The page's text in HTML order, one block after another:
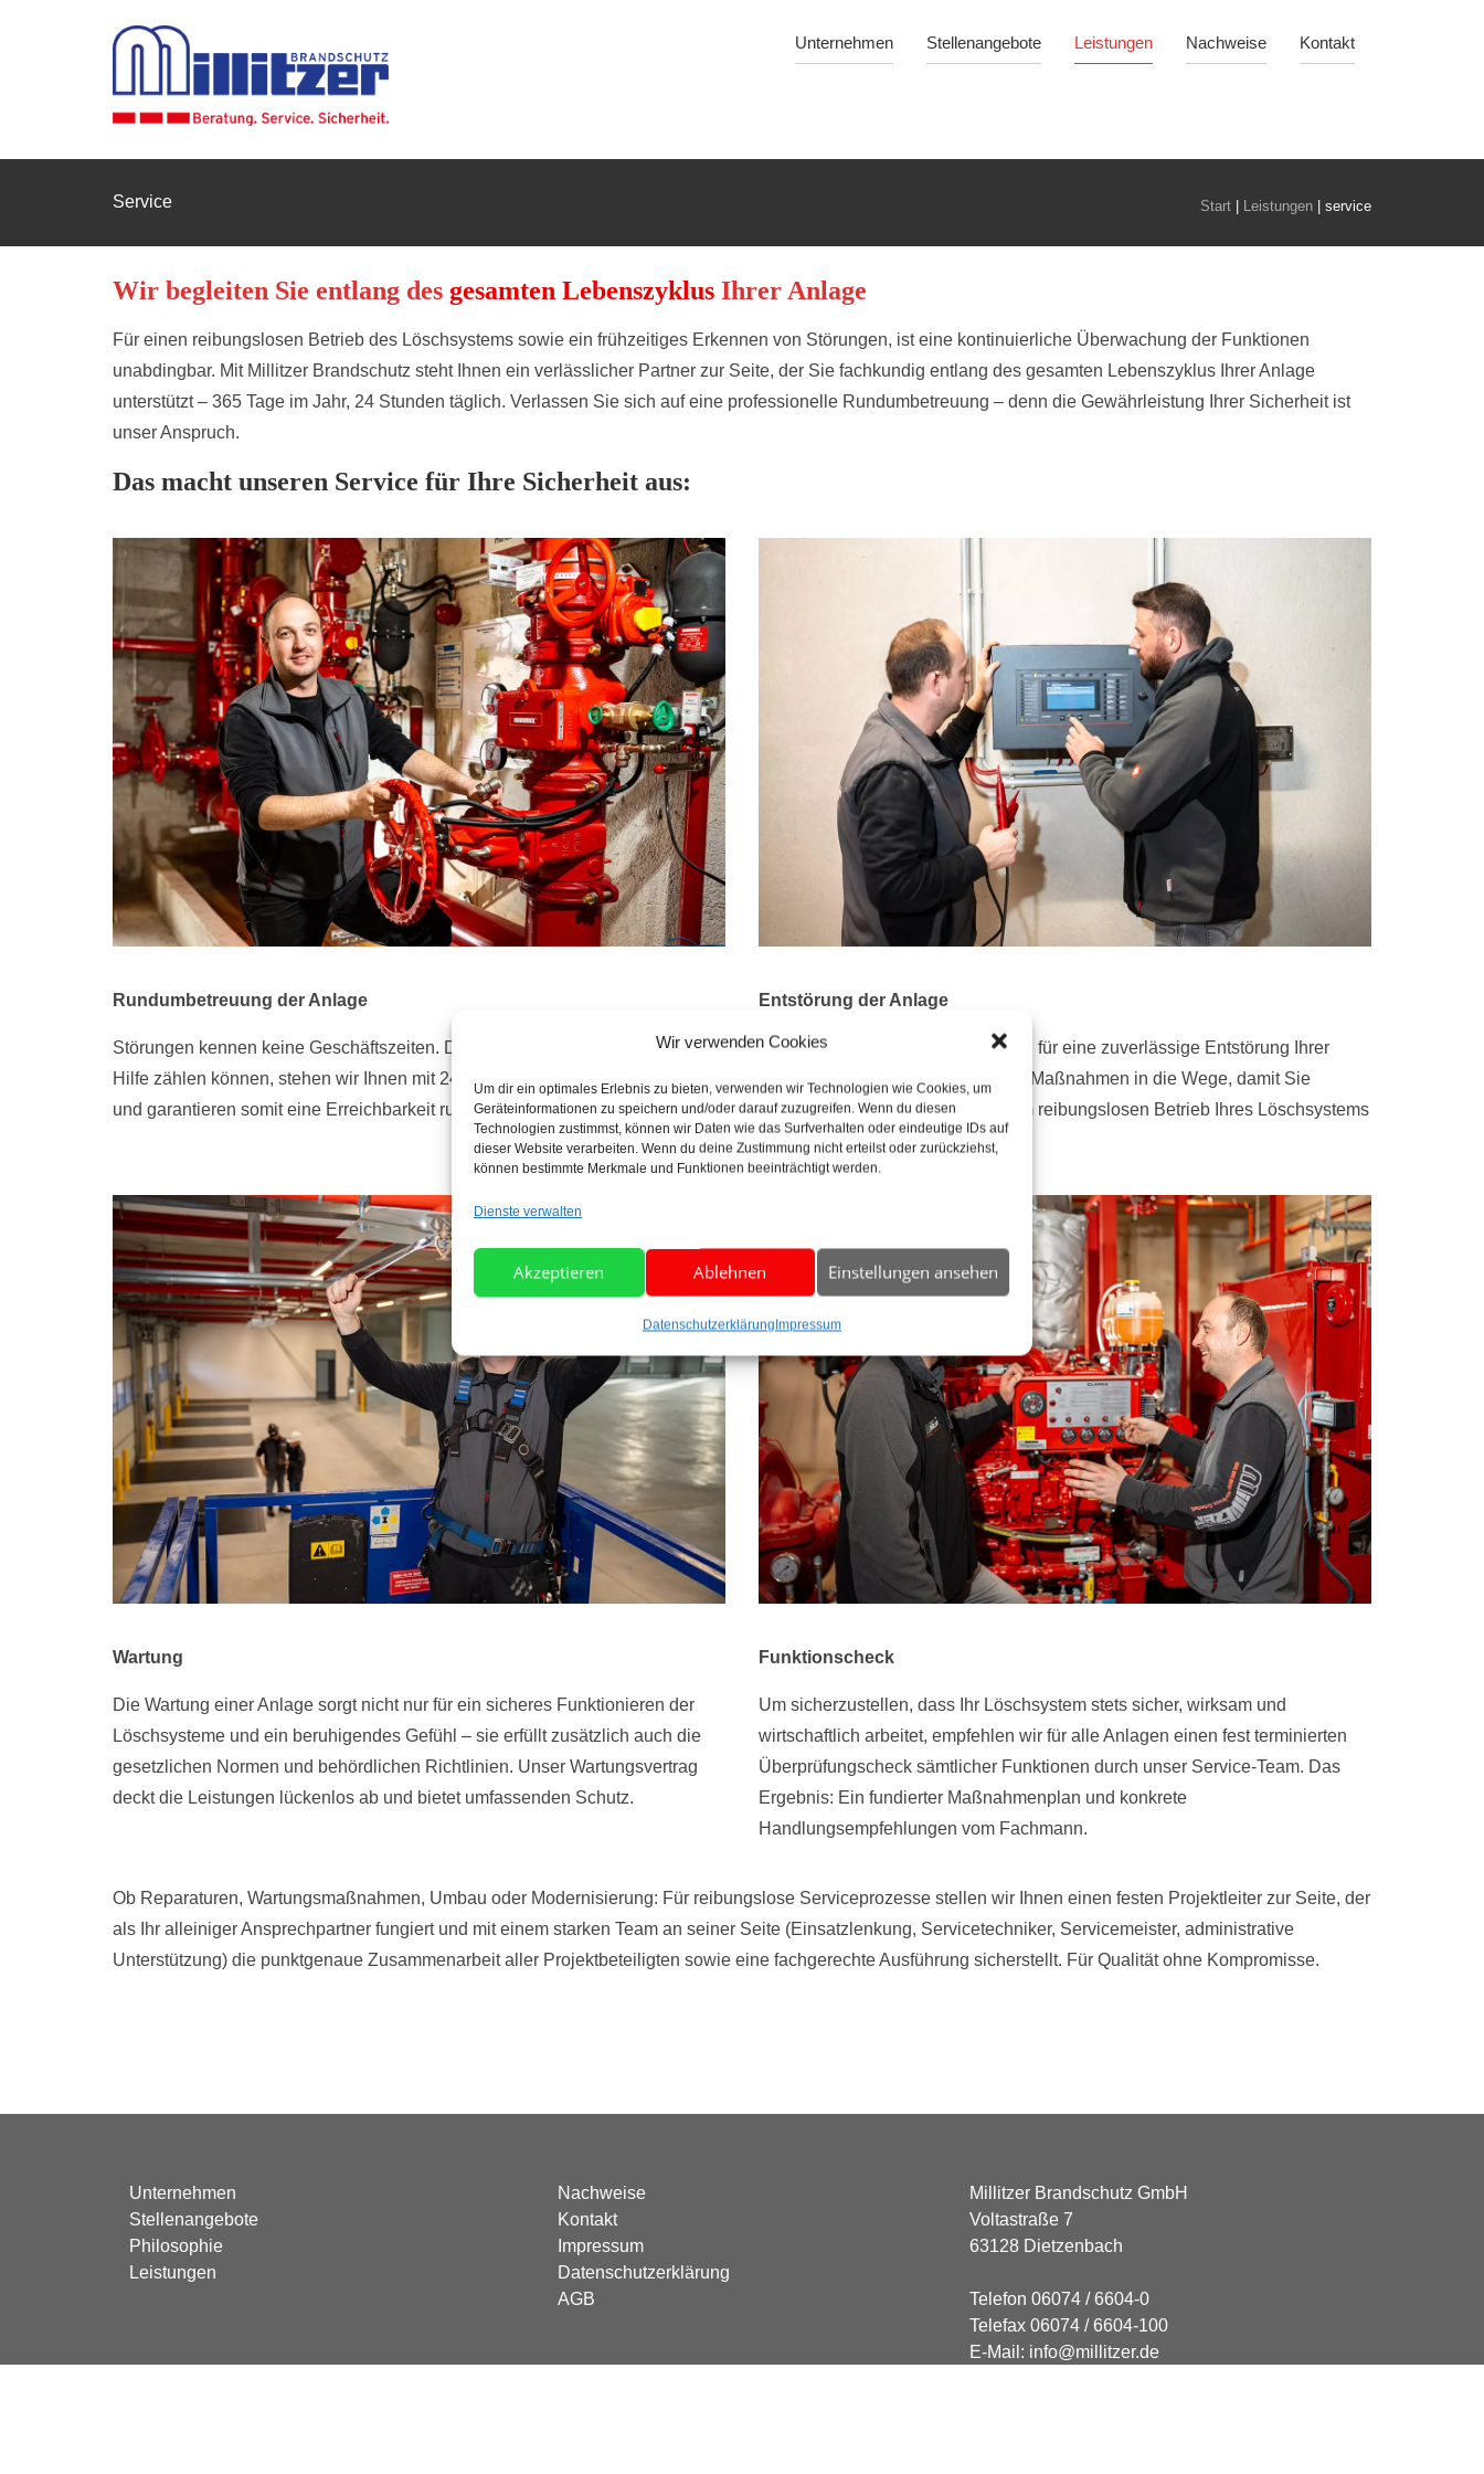
Wir verwenden Cookies
Um dir ein optimales Erlebnis zu bieten, verwenden wir Technologien wie Cookies, um
Geräteinformationen zu speichern und/oder darauf zuzugreifen. Wenn du diesen
Technologien zustimmst, können wir Daten wie das Surfverhalten oder eindeutige IDs auf
dieser Website verarbeiten. Wenn du deine Zustimmung nicht erteilst oder zurückziehst,
können bestimmte Merkmale und Funktionen beeinträchtigt werden.
Dienste verwalten
Akzeptieren Ablehnen Einstellungen ansehen
DatenschutzerklärungImpressum
Unternehmen Stellenangebote Leistungen Nachweise Kontakt
Service Start Leistungen service
Wir begleiten Sie entlang des gesamten Lebenszyklus Ihrer Anlage
Für einen reibungslosen Betrieb des Löschsystems sowie ein frühzeitiges Erkennen von Störungen, ist eine kontinuierliche Überwachung der Funktionen
unabdingbar. Mit Millitzer Brandschutz steht Ihnen ein verlässlicher Partner zur Seite, der Sie fachkundig entlang des gesamten Lebenszyklus Ihrer Anlage
unterstützt – 365 Tage im Jahr, 24 Stunden täglich. Verlassen Sie sich auf eine professionelle Rundumbetreuung – denn die Gewährleistung Ihrer Sicherheit ist
unser Anspruch.
Das macht unseren Service für Ihre Sicherheit aus:
Rundumbetreuung der Anlage
Störungen kennen keine Geschäftszeiten. Damit Sie im Notfall auf schnelle
Hilfe zählen können, stehen wir Ihnen mit 24-Stunden-Notdienst zur Verfügung
und garantieren somit eine Erreichbarkeit rund um die Uhr.
Entstörung der Anlage
Unsere Notdienst-Monteure sorgen für eine zuverlässige Entstörung Ihrer
Anlage und leiten alle notwenigen Maßnahmen in die Wege, damit Sie
schnellstmöglich wieder von einem reibungslosen Betrieb Ihres Löschsystems
profitieren.
Wartung
Die Wartung einer Anlage sorgt nicht nur für ein sicheres Funktionieren der
Löschsysteme und ein beruhigendes Gefühl – sie erfüllt zusätzlich auch die
gesetzlichen Normen und behördlichen Richtlinien. Unser Wartungsvertrag
deckt die Leistungen lückenlos ab und bietet umfassenden Schutz.
Funktionscheck
Um sicherzustellen, dass Ihr Löschsystem stets sicher, wirksam und
wirtschaftlich arbeitet, empfehlen wir für alle Anlagen einen fest terminierten
Überprüfungscheck sämtlicher Funktionen durch unser Service-Team. Das
Ergebnis: Ein fundierter Maßnahmenplan und konkrete
Handlungsempfehlungen vom Fachmann.
Ob Reparaturen, Wartungsmaßnahmen, Umbau oder Modernisierung: Für reibungslose Serviceprozesse stellen wir Ihnen einen festen Projektleiter zur Seite, der
als Ihr alleiniger Ansprechpartner fungiert und mit einem starken Team an seiner Seite (Einsatzlenkung, Servicetechniker, Servicemeister, administrative
Unterstützung) die punktgenaue Zusammenarbeit aller Projektbeteiligten sowie eine fachgerechte Ausführung sicherstellt. Für Qualität ohne Kompromisse.
Unternehmen
Stellenangebote
Philosophie
Leistungen
Nachweise
Kontakt
Impressum
Datenschutzerklärung
AGB
Millitzer Brandschutz GmbH
Voltastraße 7
63128 Dietzenbach
Telefon 06074 / 6604-0
Telefax 06074 / 6604-100
E-Mail: info@millitzer.de